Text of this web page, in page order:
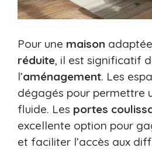
Pour une maison
réduite, il est significatif
l’aménagement. Les
dégagés pour permettre
fluide. Les portes
excellente option pour
et faciliter l’accès aux